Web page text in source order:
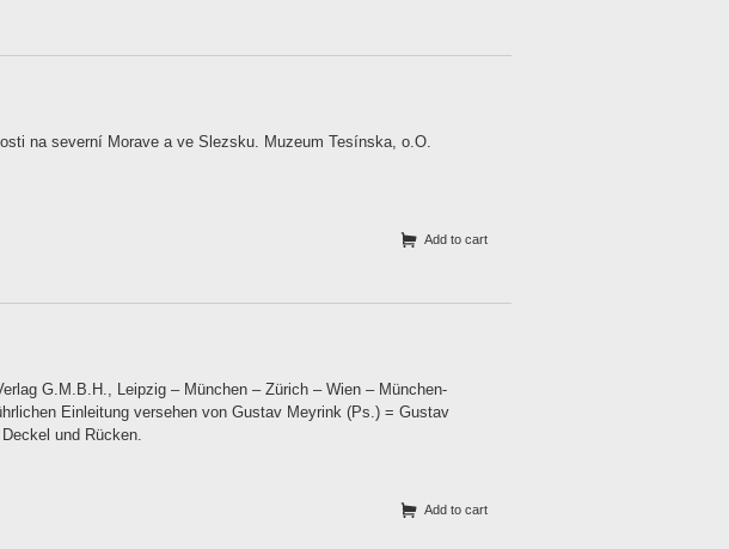
na severní Morave a ve Slezsku. Muzeum Tesínska, o.O.
Add to cart
G.M.B.H., Leipzig – München – Zürich – Wien – München-
Einleitung versehen von Gustav Meyrink (Ps.) = Gustav
und Rücken.
Add to cart